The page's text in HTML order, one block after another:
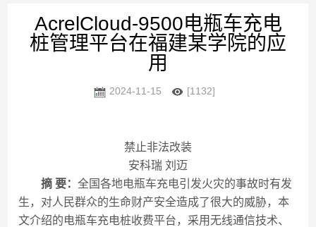
AcrelCloud-9500电瓶车充电
桩管理平台在福建某学院的应
用
2024-11-15 [1132]
禁止非法改装
安科瑞 刘迈
摘 要：全国各地电瓶车充电引发火灾的事故时有发
生，对人民群众的生命财产安全造成了很大的威胁，本
文介绍的电瓶车充电桩收费平台，采用无线通信技术、